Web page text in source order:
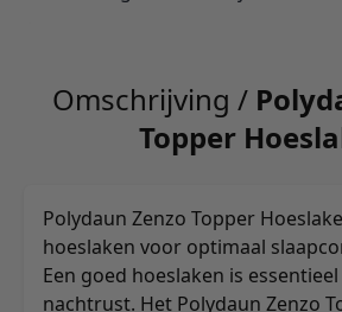
Omschrijving /
Topper
Polydaun Zenzo Topper
hoeslaken voor optimaal
Een goed hoeslaken is
nachtrust. Het Polydaun Zenzo